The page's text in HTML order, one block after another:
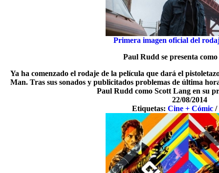
Primera imagen oficial del
Paul Rudd se presenta
Ya ha comenzado el rodaje de la película que dará el
Man. Tras sus sonados y publicitados problemas de última
Paul Rudd como Scott Lang en su
22/08/2014
Etiquetas:Cine + Cómic /